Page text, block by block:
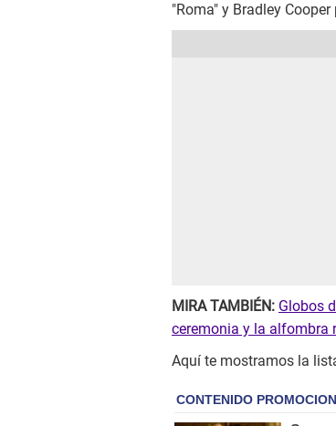
"Roma" y Bradley
MIRA TAMBIÉN: Globos
ceremonia y la alfombra
Aquí te mostramos la